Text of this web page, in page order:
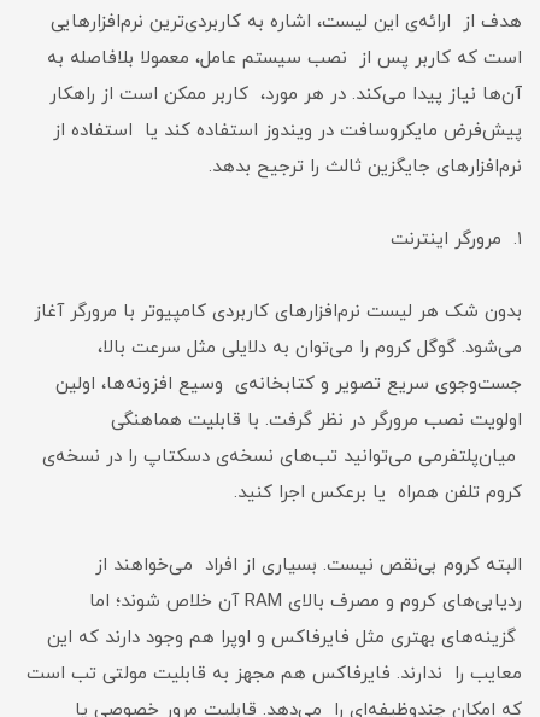
هدف از ارائه‌ی این لیست، اشاره به کاربردی‌ترین نرم‌افزارهایی
است که کاربر پس از نصب سیستم عامل، معمولا بلافاصله به
آن‌ها نیاز پیدا می‌کند. در هر مورد، کاربر ممکن است از راهکار
پیش‌فرض مایکروسافت در ویندوز استفاده کند یا استفاده از
نرم‌افزارهای جایگزین ثالث را ترجیح بدهد.
۱. مرورگر اینترنت
بدون شک هر لیست نرم‌افزارهای کاربردی کامپیوتر با مرورگر آغاز
می‌شود. گوگل کروم را می‌توان به دلایلی مثل سرعت بالا،
جست‌وجوی سریع تصویر و کتابخانه‌ی وسیع افزونه‌ها، اولین
اولویت نصب مرورگر در نظر گرفت. با قابلیت هماهنگی
میان‌پلتفرمی می‌توانید تب‌های نسخه‌ی دسکتاپ را در نسخه‌ی
کروم تلفن همراه یا برعکس اجرا کنید.
البته کروم بی‌نقص نیست. بسیاری از افراد می‌خواهند از
ردیابی‌های کروم و مصرف بالای RAM آن خلاص شوند؛ اما
گزینه‌های بهتری مثل فایرفاکس و اوپرا هم وجود دارند که این
معایب را ندارند. فایرفاکس هم مجهز به قابلیت مولتی تب است
که امکان چندوظیفه‌ای را می‌دهد. قابلیت مرور خصوصی یا